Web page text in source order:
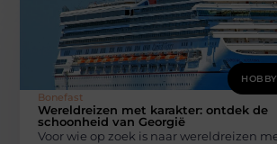
Bonefast
Wereldreizen met karakter: ontdek de
schoonheid van Georgië
Voor wie op zoek is naar wereldreizen